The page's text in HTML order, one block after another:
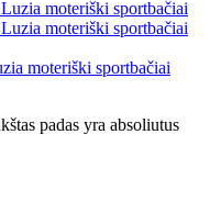
moteriški sportbačiai
padas yra absoliutus